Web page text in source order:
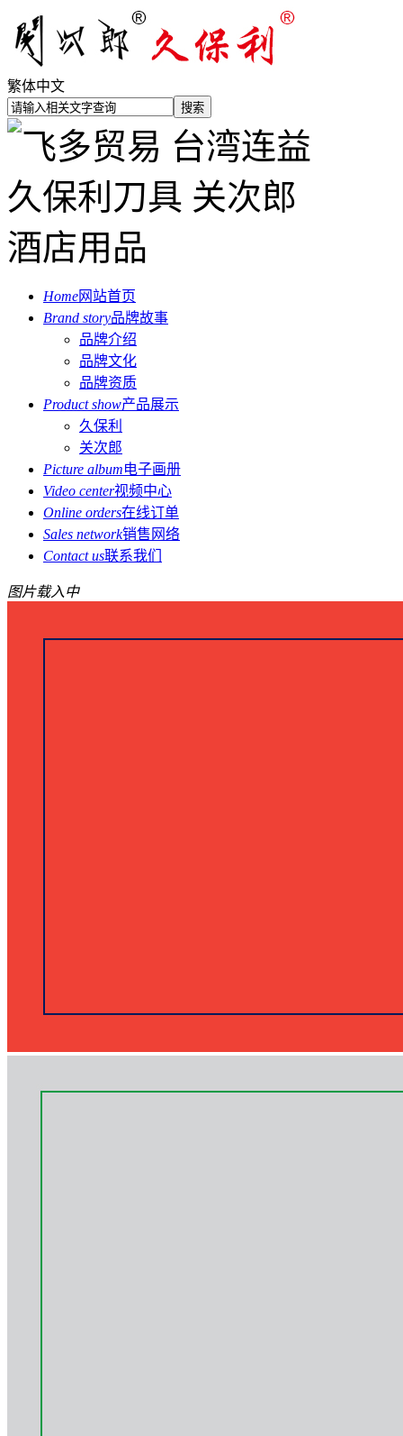
繁体中文
Home网站首页
Brand story品牌故事
品牌介绍
品牌文化
品牌资质
Product show产品展示
久保利
关次郎
Picture album电子画册
Video center视频中心
Online orders在线订单
Sales network销售网络
Contact us联系我们
图片载入中